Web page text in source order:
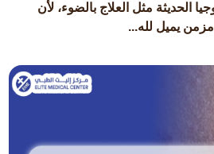
الحديثة مثل العلاج بالضوء، لأن
يميل لله...